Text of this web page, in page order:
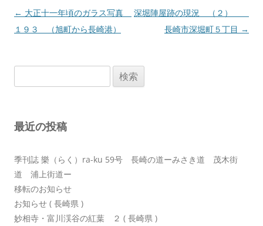
投
稿
ョ
← 大正十一年頃のガラス写真
１９３ （旭町から長崎港）
深堀陣屋跡の現況 （２）
長崎市深堀町５丁目 →
索:
最近の投稿
季刊誌 樂（らく）ra-ku 59号 長崎の道ーみさき道 茂木街
道 浦上街道ー
移転のお知らせ
お知らせ ( 長崎県 )
妙相寺・富川渓谷の紅葉 ２ ( 長崎県 )